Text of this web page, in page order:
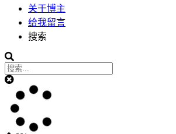
关于博主
给我留言
搜索